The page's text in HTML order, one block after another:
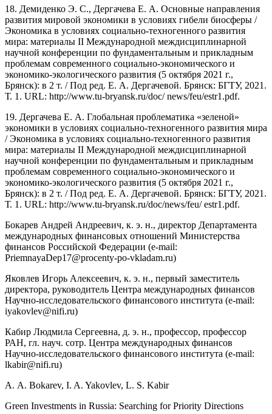
18. Демиденко Э. С., Дергачева Е. А. Основные направления
развития мировой экономики в условиях гибели биосферы /
Экономика в условиях социально-техногенного развития
мира: материалы II Международной междисциплинарной
научной конференции по фундаментальным и прикладным
проблемам современного социально-экономического и
экономико-экологического развития (5 октября 2021 г.,
Брянск): в 2 т. / Под ред. Е. А. Дергачевой. Брянск: БГТУ, 2021.
Т. 1. URL: http://www.tu-bryansk.ru/doc/ news/feu/estr1.pdf.
19. Дергачева Е. А. Глобальная проблематика «зеленой»
экономики в условиях социально-техногенного развития мира
/ Экономика в условиях социально-техногенного развития
мира: материалы II Международной междисциплинарной
научной конференции по фундаментальным и прикладным
проблемам современного социально-экономического и
экономико-экологического развития (5 октября 2021 г.,
Брянск): в 2 т. / Под ред. Е. А. Дергачевой. Брянск: БГТУ, 2021.
Т. 1. URL: http://www.tu-bryansk.ru/doc/news/feu/ estr1.pdf.
Бокарев Андрей Андреевич, к. э. н., директор Департамента
международных финансовых отношений Министерства
финансов Российской Федерации (e-mail:
PriemnayaDep17@procenty-po-vkladam.ru)
Яковлев Игорь Алексеевич, к. э. н., первый заместитель
директора, руководитель Центра международных финансов
Научно-исследовательского финансового института (e-mail:
iyakovlev@nifi.ru)
Кабир Людмила Сергеевна, д. э. н., профессор, профессор
РАН, гл. науч. сотр. Центра международных финансов
Научно-исследовательского финансового института (e-mail:
lkabir@nifi.ru)
А. А. Bokarev, I. A. Yakovlev, L. S. Kabir
Green Investments in Russia: Searching for Priority Directions